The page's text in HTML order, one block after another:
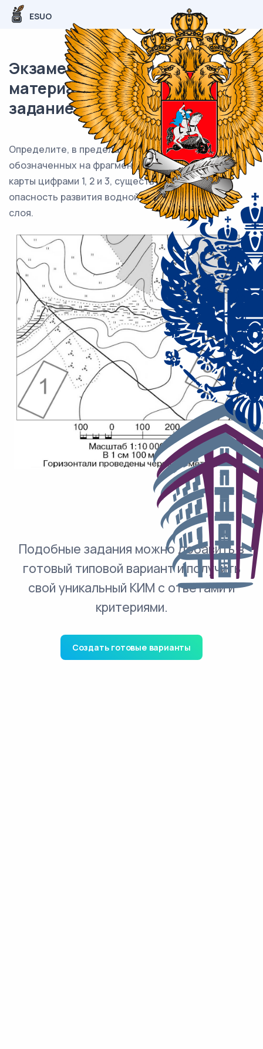
ESUO
Экзаменационный (типовой)
материал ЕГЭ / География / 27
задание (24) / 24
Определите, в пределах какого из участков,
обозначенных на фрагменте топографической
карты цифрами 1, 2 и 3, существует наибольшая
опасность развития водной эрозии почвенного
слоя.
Подобные задания можно добавить в
готовый типовой вариант и получить
свой уникальный КИМ с ответами и
критериями.
Создать готовые варианты